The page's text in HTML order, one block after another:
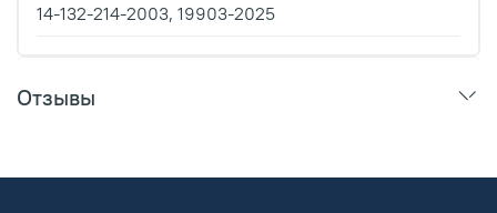
14-132-214-2003, 19903-2025
Отзывы